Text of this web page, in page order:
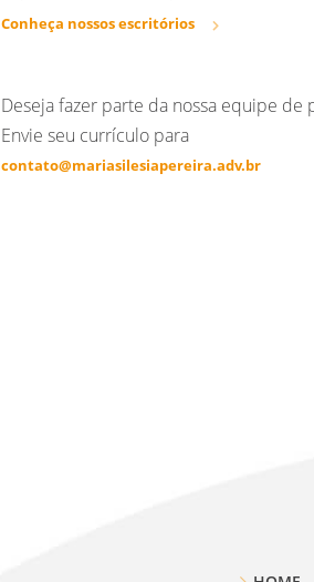
Conheça nossos escritórios
Deseja fazer parte da nossa equipe de
Envie seu currículo para
contato@mariasilesiapereira.adv.br